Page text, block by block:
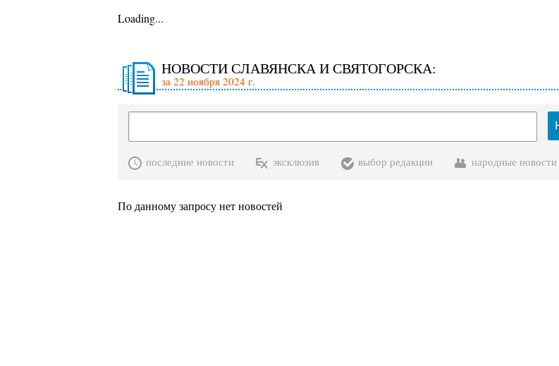
Loading...
НОВОСТИ СЛАВЯНСКА И СВЯТОГОРСКА:
за 22 ноября 2024 г.
последние новости эксклюзив выбор редакции народные новости
По данному запросу нет новостей